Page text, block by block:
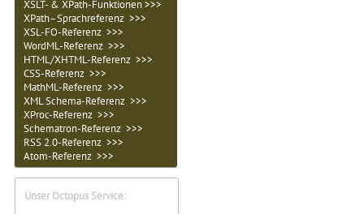
XSLT- & XPath-Funktionen >>>
XPath–Sprachreferenz >>>
XSL-FO-Referenz >>>
WordML-Referenz >>>
HTML/XHTML-Referenz >>>
CSS-Referenz >>>
MathML-Referenz >>>
XML Schema-Referenz >>>
XProc-Referenz >>>
Schematron-Referenz >>>
RSS 2.0-Referenz >>>
Atom-Referenz >>>
Unser Octopus Service: